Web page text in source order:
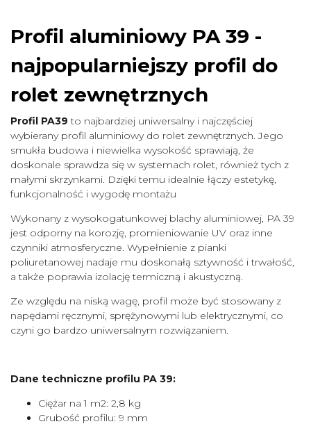
Profil aluminiowy PA 39 -
najpopularniejszy profil do
rolet zewnętrznych
Profil PA39 to najbardziej uniwersalny i najczęściej
wybierany profil aluminiowy do rolet zewnętrznych. Jego
smukła budowa i niewielka wysokość sprawiają, że
doskonale sprawdza się w systemach rolet, również tych z
małymi skrzynkami. Dzięki temu idealnie łączy estetykę,
funkcjonalność i wygodę montażu
Wykonany z wysokogatunkowej blachy aluminiowej, PA 39
jest odporny na korozję, promieniowanie UV oraz inne
czynniki atmosferyczne. Wypełnienie z pianki
poliuretanowej nadaje mu doskonałą sztywność i trwałość,
a także poprawia izolację termiczną i akustyczną.
Ze względu na niską wagę, profil może być stosowany z
napędami ręcznymi, sprężynowymi lub elektrycznymi, co
czyni go bardzo uniwersalnym rozwiązaniem.
Dane techniczne profilu PA 39:
Ciężar na 1 m2: 2,8 kg
Grubość profilu: 9 mm